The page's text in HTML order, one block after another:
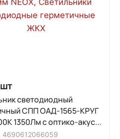
шт
светодиодный
СПП ОAД-1565-КРУГ
1350Лм с оптико-акуст
IP65 140мм NEOX
4690612066059